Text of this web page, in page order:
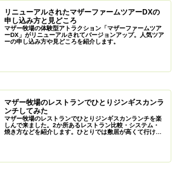
リニューアルされたマザーファームツアーDXの
申し込み方と見どころ
マザー牧場の体験型アトラクション「マザーファームツア
ーDX」がリニューアルされてバージョンアップ。人気ツア
ーの申し込み方や見どころを紹介します。
マザー牧場のレストランでひとりジンギスカンラ
ンチしてみた
マザー牧場のレストランでひとりジンギスカンランチを楽
しんで来ました。2か所あるレストラン比較・システム・
焼き方などを紹介します。ひとりでは敷居が高くて行けて